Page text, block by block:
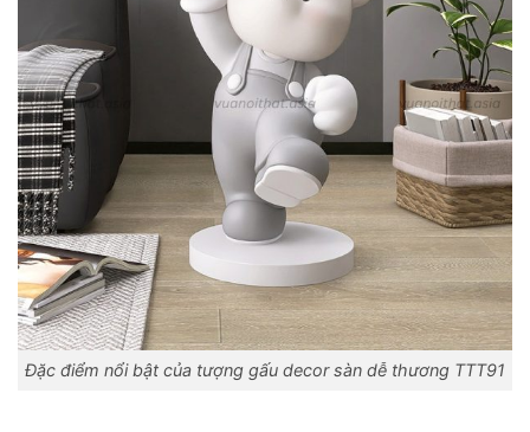
Đặc điểm nổi bật của tượng gấu decor sàn dễ thương TTT91